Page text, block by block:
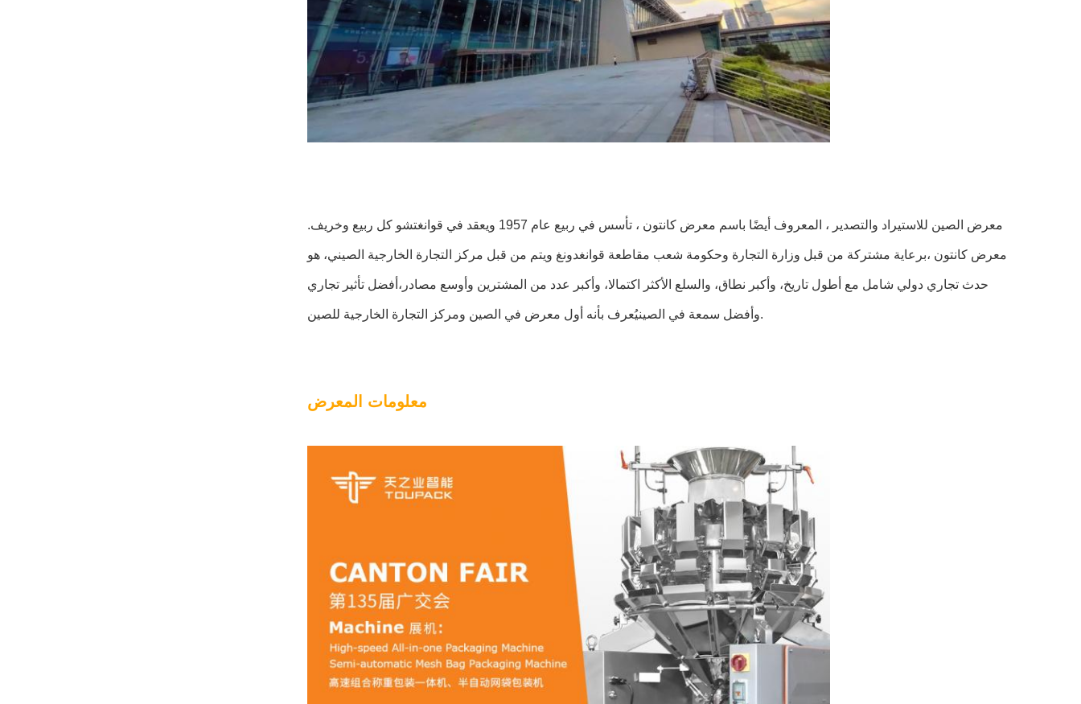
معرض الصين للاستيراد والتصدير ، المعروف أيضًا باسم معرض كانتون ، تأسس في ربيع عام 1957 ويعقد في قوانغتشو كل ربيع وخريف.
معرض كانتون ،برعاية مشتركة من قبل وزارة التجارة وحكومة شعب مقاطعة قوانغدونغ ويتم من قبل مركز التجارة الخارجية الصيني، هو
حدث تجاري دولي شامل مع أطول تاريخ، وأكبر نطاق، والسلع الأكثر اكتمالا، وأكبر عدد من المشترين وأوسع مصادر،أفضل تأثير تجاري
وأفضل سمعة في الصينيُعرف بأنه أول معرض في الصين ومركز التجارة الخارجية للصين.
معلومات المعرض